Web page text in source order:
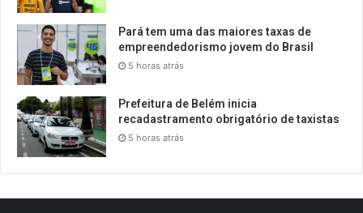
Pará tem uma das maiores taxas de
empreendedorismo jovem do Brasil
5 horas atrás
Prefeitura de Belém inicia
recadastramento obrigatório de taxistas
5 horas atrás